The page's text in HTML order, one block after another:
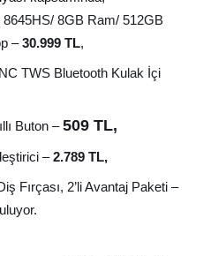
8GB Ram/ 512GB
–30.999 TL,
TWS Bluetooth Kulak İçi
Buton –509 TL,
–2.789 TL,
Fırçası, 2’li Avantaj Paketi –